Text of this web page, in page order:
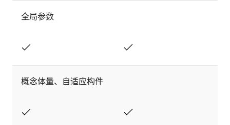
全局参数
概念体量、自适应构件